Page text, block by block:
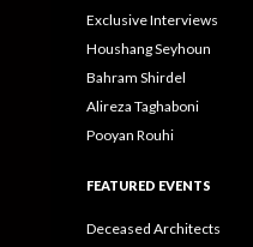
Exclusive Interviews
Houshang Seyhoun
Bahram Shirdel
Alireza Taghaboni
Pooyan Rouhi
FEATURED EVENTS
Deceased Architects